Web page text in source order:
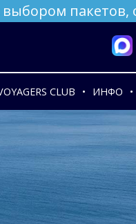
выбором пакетов,
CLUB ИНФО